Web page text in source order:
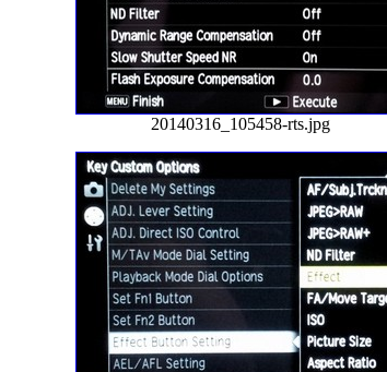
20140316_105458-rts.jpg